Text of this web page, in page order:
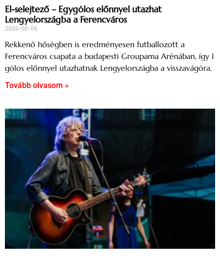
El-selejtező – Egygólos előnnyel utazhat
Lengyelországba a Ferencváros
2026-08-06
Rekkenő hőségben is eredményesen futballozott a
Ferencváros csapata a budapesti Groupama Arénában, így 1
gólos előnnyel utazhatnak Lengyelországba a visszavágóra.
Tovább olvasom »